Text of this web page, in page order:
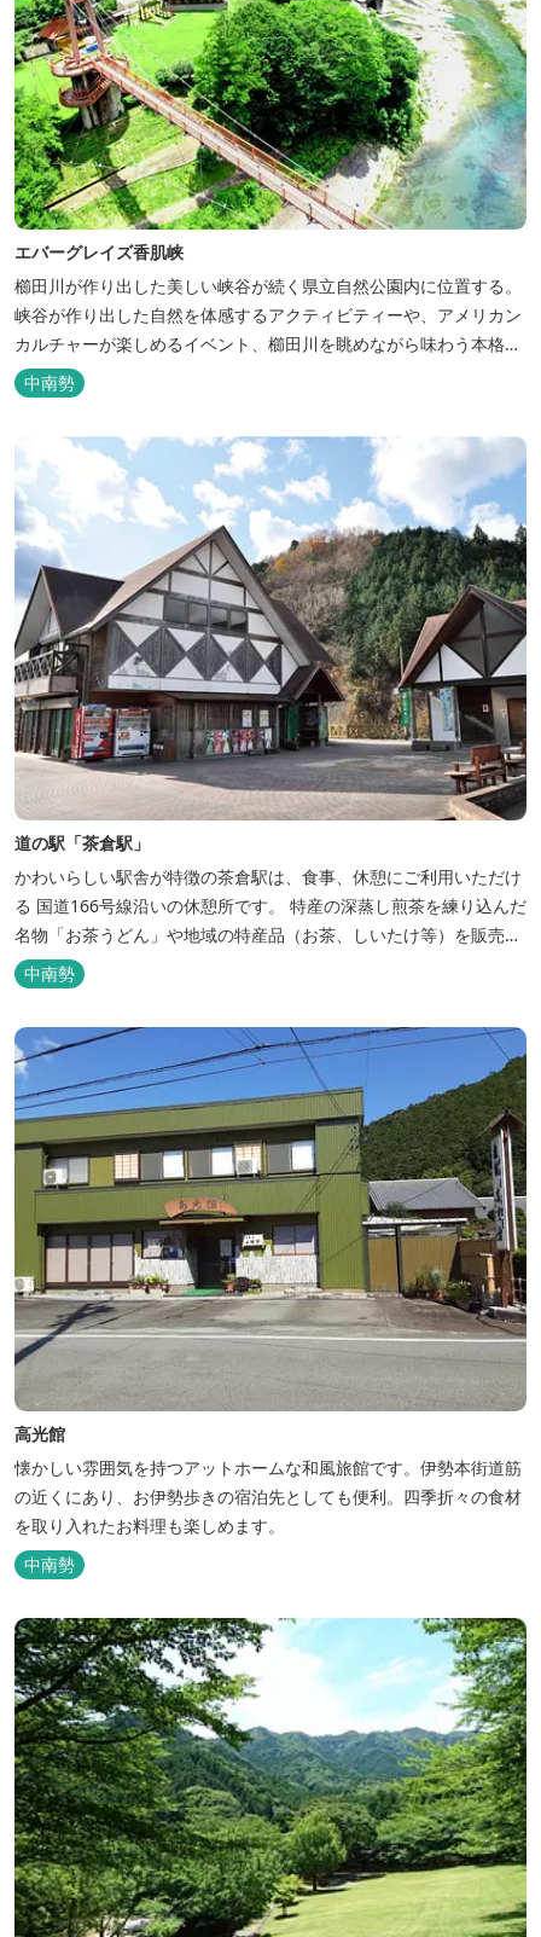
エバーグレイズ香肌峡
櫛田川が作り出した美しい峡谷が続く県立自然公園内に位置する。
峡谷が作り出した自然を体感するアクティビティーや、アメリカン
カルチャーが楽しめるイベント、櫛田川を眺めながら味わう本格的
なアメリカンＢＢＱを体験することができる。 松阪の観光情報は、
松阪観光インフォメーションサイト ワクワ...
中南勢
道の駅「茶倉駅」
かわいらしい駅舎が特徴の茶倉駅は、食事、休憩にご利用いただけ
る 国道166号線沿いの休憩所です。 特産の深蒸し煎茶を練り込んだ
名物「お茶うどん」や地域の特産品（お茶、しいたけ等）を販売。
吊り橋をわたれば宿泊施設のエバーグレイズ香肌峡まですぐ。 【イ
チオシ名物】 ・味噌カツ丼…地元産の甘味噌を使ったボリュームた
っぷりの丼ぶり。 松阪の観光情報は、松阪観光インフォメ...
中南勢
高光館
懐かしい雰囲気を持つアットホームな和風旅館です。伊勢本街道筋
の近くにあり、お伊勢歩きの宿泊先としても便利。四季折々の食材
を取り入れたお料理も楽しめます。
中南勢